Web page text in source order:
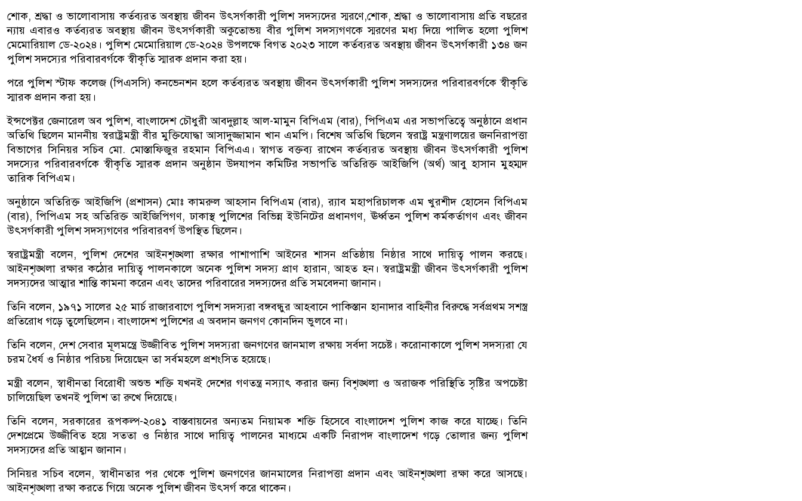
শোক, শ্রদ্ধা ও ভালোবাসায় কর্তব্যরত অবস্থায় জীবন উৎসর্গকারী পুলিশ সদস্যদের স্মরণে,শোক, শ্রদ্ধা ও ভালোবাসায় প্রতি বছরের
ন্যায় এবারও কর্তব্যরত অবস্থায় জীবন উৎসর্গকারী অকুতোভয় বীর পুলিশ সদস্যগণকে স্মরণের মধ্য দিয়ে পালিত হলো পুলিশ
মেমোরিয়াল ডে-২০২৪। পুলিশ মেমোরিয়াল ডে-২০২৪ উপলক্ষে বিগত ২০২৩ সালে কর্তব্যরত অবস্থায় জীবন উৎসর্গকারী ১৩৪ জন
পুলিশ সদস্যের পরিবারবর্গকে স্বীকৃতি স্মারক প্রদান করা হয়।
পরে পুলিশ স্টাফ কলেজ (পিএসসি) কনভেনশন হলে কর্তব্যরত অবস্থায় জীবন উৎসর্গকারী পুলিশ সদস্যদের পরিবারবর্গকে স্বীকৃতি
স্মারক প্রদান করা হয়।
ইন্সপেক্টর জেনারেল অব পুলিশ, বাংলাদেশ চৌধুরী আবদুল্লাহ আল-মামুন বিপিএম (বার), পিপিএম এর সভাপতিত্বে অনুষ্ঠানে প্রধান
অতিথি ছিলেন মাননীয় স্বরাষ্ট্রমন্ত্রী বীর মুক্তিযোদ্ধা আসাদুজ্জামান খান এমপি। বিশেষ অতিথি ছিলেন স্বরাষ্ট্র মন্ত্রণালয়ের জননিরাপত্তা
বিভাগের সিনিয়র সচিব মো. মোস্তাফিজুর রহমান বিপিএএ। স্বাগত বক্তব্য রাখেন কর্তব্যরত অবস্থায় জীবন উৎসর্গকারী পুলিশ
সদস্যের পরিবারবর্গকে স্বীকৃতি স্মারক প্রদান অনুষ্ঠান উদযাপন কমিটির সভাপতি অতিরিক্ত আইজিপি (অর্থ) আবু হাসান মুহম্মদ
তারিক বিপিএম।
অনুষ্ঠানে অতিরিক্ত আইজিপি (প্রশাসন) মোঃ কামরুল আহসান বিপিএম (বার), র‍্যাব মহাপরিচালক এম খুরশীদ হোসেন বিপিএম
(বার), পিপিএম সহ অতিরিক্ত আইজিপিগণ, ঢাকাস্থ পুলিশের বিভিন্ন ইউনিটের প্রধানগণ, ঊর্ধ্বতন পুলিশ কর্মকর্তাগণ এবং জীবন
উৎসর্গকারী পুলিশ সদস্যগণের পরিবারবর্গ উপস্থিত ছিলেন।
স্বরাষ্ট্রমন্ত্রী বলেন, পুলিশ দেশের আইনশৃঙ্খলা রক্ষার পাশাপাশি আইনের শাসন প্রতিষ্ঠায় নিষ্ঠার সাথে দায়িত্ব পালন করছে।
আইনশৃঙ্খলা রক্ষার কঠোর দায়িত্ব পালনকালে অনেক পুলিশ সদস্য প্রাণ হারান, আহত হন। স্বরাষ্ট্রমন্ত্রী জীবন উৎসর্গকারী পুলিশ
সদস্যদের আত্মার শান্তি কামনা করেন এবং তাদের পরিবারের সদস্যদের প্রতি সমবেদনা জানান।
তিনি বলেন, ১৯৭১ সালের ২৫ মার্চ রাজারবাগে পুলিশ সদস্যরা বঙ্গবন্ধুর আহবানে পাকিস্তান হানাদার বাহিনীর বিরুদ্ধে সর্বপ্রথম সশস্ত্র
প্রতিরোধ গড়ে তুলেছিলেন। বাংলাদেশ পুলিশের এ অবদান জনগণ কোনদিন ভুলবে না।
তিনি বলেন, দেশ সেবার মূলমন্ত্রে উজ্জীবিত পুলিশ সদস্যরা জনগণের জানমাল রক্ষায় সর্বদা সচেষ্ট। করোনাকালে পুলিশ সদস্যরা যে
চরম ধৈর্য ও নিষ্ঠার পরিচয় দিয়েছেন তা সর্বমহলে প্রশংসিত হয়েছে।
মন্ত্রী বলেন, স্বাধীনতা বিরোধী অশুভ শক্তি যখনই দেশের গণতন্ত্র নস্যাৎ করার জন্য বিশৃঙ্খলা ও অরাজক পরিস্থিতি সৃষ্টির অপচেষ্টা
চালিয়েছিল তখনই পুলিশ তা রুখে দিয়েছে।
তিনি বলেন, সরকারের রূপকল্প-২০৪১ বাস্তবায়নের অন্যতম নিয়ামক শক্তি হিসেবে বাংলাদেশ পুলিশ কাজ করে যাচ্ছে। তিনি
দেশপ্রেমে উজ্জীবিত হয়ে সততা ও নিষ্ঠার সাথে দায়িত্ব পালনের মাধ্যমে একটি নিরাপদ বাংলাদেশ গড়ে তোলার জন্য পুলিশ
সদস্যদের প্রতি আহ্বান জানান।
সিনিয়র সচিব বলেন, স্বাধীনতার পর থেকে পুলিশ জনগণের জানমালের নিরাপত্তা প্রদান এবং আইনশৃঙ্খলা রক্ষা করে আসছে।
আইনশৃঙ্খলা রক্ষা করতে গিয়ে অনেক পুলিশ জীবন উৎসর্গ করে থাকেন।